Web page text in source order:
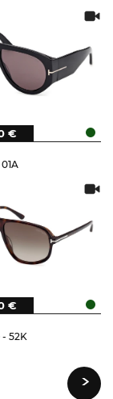
€
52K
€
›